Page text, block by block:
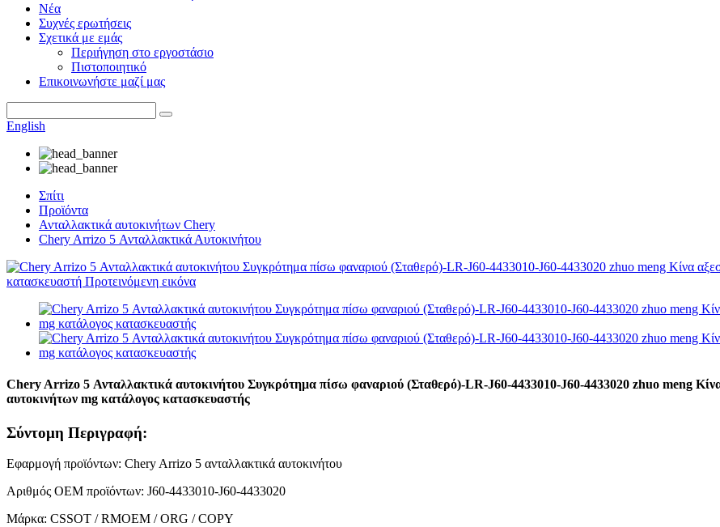
Νέα
Συχνές ερωτήσεις
Σχετικά με εμάς
Περιήγηση στο εργοστάσιο
Πιστοποιητικό
Επικοινωνήστε μαζί μας
English
Σπίτι
Προϊόντα
Ανταλλακτικά αυτοκινήτων Chery
Chery Arrizo 5 Ανταλλακτικά Αυτοκινήτου
Chery Arrizo 5 Ανταλλακτικά αυτοκινήτου Συγκρότημα πίσω φαναριού (Σταθερό)-LR-J60-4433010-J60-4433020 zhuo meng
αυτοκινήτων mg κατάλογος κατασκευαστής
Σύντομη Περιγραφή:
Εφαρμογή προϊόντων: Chery Arrizo 5 ανταλλακτικά αυτοκινήτου
Αριθμός OEM προϊόντων: J60-4433010-J60-4433020
Μάρκα: CSSOT / RMOEM / ORG / COPY